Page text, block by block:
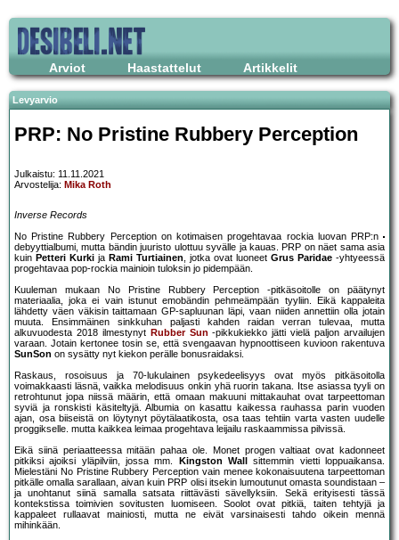
Arviot Haastattelut Artikkelit
Levyarvio
PRP: No Pristine Rubbery Perception
Julkaistu: 11.11.2021
Arvostelija: Mika Roth
Inverse Records
No Pristine Rubbery Perception on kotimaisen progehtavaa rockia luovan PRP:n
debyyttialbumi, mutta bändin juuristo ulottuu syvälle ja kauas. PRP on näet sama asia
kuin Petteri Kurki ja Rami Turtiainen, jotka ovat luoneet Grus Paridae -yhtyeessä
progehtavaa pop-rockia mainioin tuloksin jo pidempään.
Kuuleman mukaan No Pristine Rubbery Perception -pitkäsoitolle on päätynyt
materiaalia, joka ei vain istunut emobändin pehmeämpään tyyliin. Eikä kappaleita
lähdetty väen väkisin taittamaan GP-sapluunan läpi, vaan niiden annettiin olla jotain
muuta. Ensimmäinen sinkkuhan paljasti kahden raidan verran tulevaa, mutta
alkuvuodesta 2018 ilmestynyt Rubber Sun -pikkukiekko jätti vielä paljon arvailujen
varaan. Jotain kertonee tosin se, että svengaavan hypnoottiseen kuvioon rakentuva
SunSon on sysätty nyt kiekon perälle bonusraidaksi.
Raskaus, rosoisuus ja 70-lukulainen psykedeelisyys ovat myös pitkäsoitolla
voimakkaasti läsnä, vaikka melodisuus onkin yhä ruorin takana. Itse asiassa tyyli on
retrohtunut jopa niissä määrin, että omaan makuuni mittakauhat ovat tarpeettoman
syviä ja ronskisti käsiteltyjä. Albumia on kasattu kaikessa rauhassa parin vuoden
ajan, osa biiseistä on löytynyt pöytälaatikosta, osa taas tehtiin varta vasten uudelle
proggikselle. mutta kaikkea leimaa progehtava leijailu raskaammissa pilvissä.
Eikä siinä periaatteessa mitään pahaa ole. Monet progen valtiaat ovat kadonneet
pitkiksi ajoiksi yläpilviin, jossa mm.
Kingston Wall
sittemmin vietti loppuaikansa.
Mielestäni No Pristine Rubbery Perception vain menee kokonaisuutena tarpeettoman
pitkälle omalla sarallaan, aivan kuin PRP olisi itsekin lumoutunut omasta soundistaan –
ja unohtanut siinä samalla satsata riittävästi sävellyksiin. Sekä erityisesti tässä
kontekstissa toimivien sovitusten luomiseen. Soolot ovat pitkiä, taiten tehtyjä ja
kappaleet rullaavat mainiosti, mutta ne eivät varsinaisesti tahdo oikein mennä
mihinkään.